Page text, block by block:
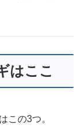
はここ
この3つ。